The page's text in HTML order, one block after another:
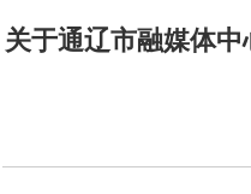
关于通辽市融媒体